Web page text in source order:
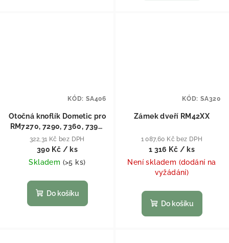
Otočná knoflík Dometic pro
RM7270, 7290, 7360, 7390,
7400, 7540, 7650, 7850
322,31 Kč bez DPH
390 Kč / ks
Skladem (>5 ks)
Do košíku
KÓD: SA406
Zámek dveří RM42XX
1 087,60 Kč bez DPH
1 316 Kč / ks
Není skladem (dodání na
vyžádání)
Do košíku
KÓD: SA320